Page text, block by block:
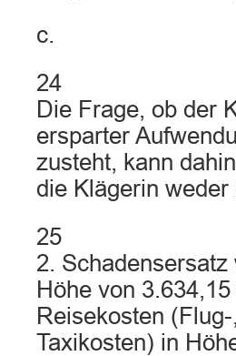
c.
24
Die Frage, ob der
ersparter
zusteht, kann
die Klägerin
25
2.
Höhe von
Reisekosten
Taxikosten) in